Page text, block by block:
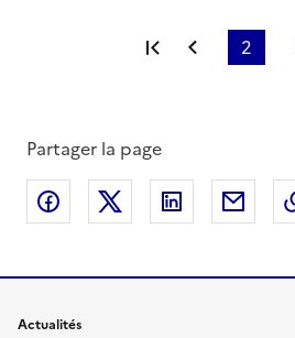
Première page
Page
2
Partager la page
Partager sur Facebook
Partager sur X
Partager
Actualités